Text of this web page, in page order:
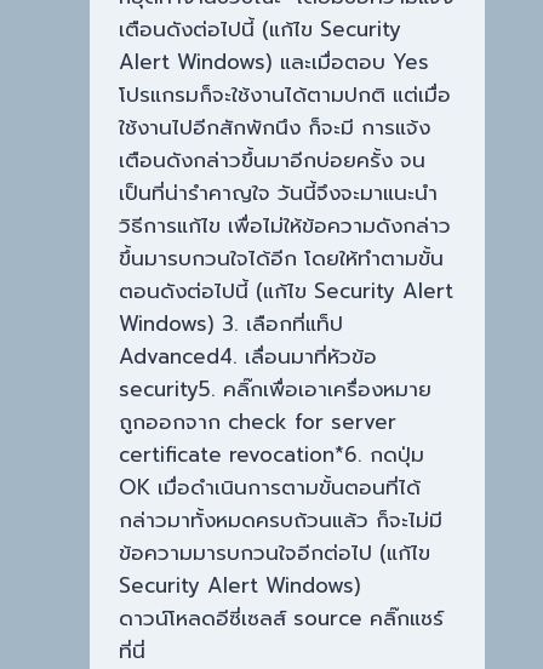
เตือนดังต่อไปนี้ (แก้ไข Security
Alert Windows) และเมื่อตอบ Yes
โปรแกรมก็จะใช้งานได้ตามปกติ แต่เมื่อ
ใช้งานไปอีกสักพักนึง ก็จะมี การแจ้ง
เตือนดังกล่าวขึ้นมาอีกบ่อยครั้ง จน
เป็นที่น่ารำคาญใจ วันนี้จึงจะมาแนะนำ
วิธีการแก้ไข เพื่อไม่ให้ข้อความดังกล่าว
ขึ้นมารบกวนใจได้อีก โดยให้ทำตามขั้น
ตอนดังต่อไปนี้ (แก้ไข Security Alert
Windows) 3. เลือกที่แท็ป
Advanced4. เลื่อนมาที่หัวข้อ
security5. คลิ๊กเพื่อเอาเครื่องหมาย
ถูกออกจาก check for server
certificate revocation*6. กดปุ่ม
OK เมื่อดำเนินการตามขั้นตอนที่ได้
กล่าวมาทั้งหมดครบถ้วนแล้ว ก็จะไม่มี
ข้อความมารบกวนใจอีกต่อไป (แก้ไข
Security Alert Windows)
ดาวน์โหลดอีซี่เซลส์ source คลิ๊กแชร์
ที่นี่